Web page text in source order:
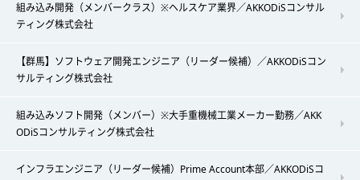
組み込み開発（メンバークラス）※ヘルスケア業界／AKKODiSコンサル
ティング株式会社
【群馬】ソフトウェア開発エンジニア（リーダー候補）／AKKODiSコン
サルティング株式会社
組み込みソフト開発（メンバー）※大手重機械工業メーカー勤務／AKK
ODiSコンサルティング株式会社
インフラエンジニア（リーダー候補）Prime Account本部／AKKODiSコ